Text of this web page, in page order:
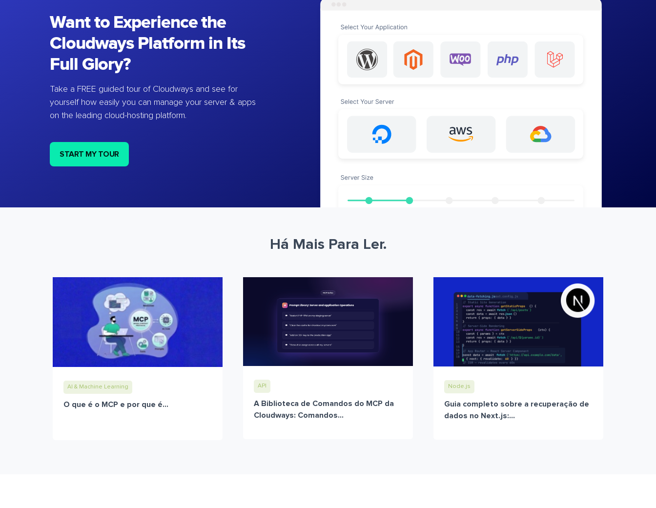
Want to Experience the
Cloudways Platform in Its
Full Glory?
Take a FREE guided tour of Cloudways and see for
yourself how easily you can manage your server & apps
on the leading cloud-hosting platform.
START MY TOUR
Há Mais Para Ler.
AI & Machine Learning
O que é o MCP e por que é...
API
A Biblioteca de Comandos do MCP da
Cloudways: Comandos...
Node.js
Guia completo sobre a recuperação de
dados no Next.js:...